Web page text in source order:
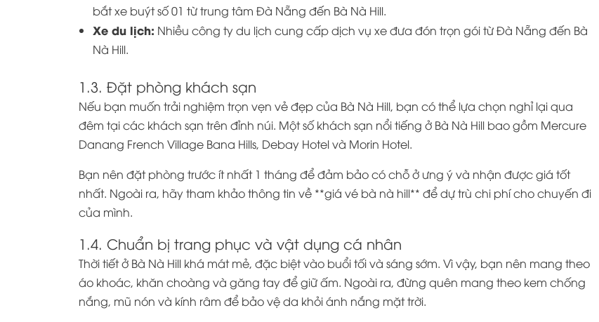
bắt xe buýt số 01 từ trung tâm Đà Nẵng đến Bà Nà Hill.
Xe du lịch: Nhiều công ty du lịch cung cấp dịch vụ xe đưa đón trọn gói từ Đà Nẵng đến Bà
Nà Hill.
1.3. Đặt phòng khách sạn
Nếu bạn muốn trải nghiệm trọn vẹn vẻ đẹp của Bà Nà Hill, bạn có thể lựa chọn nghỉ lại qua
đêm tại các khách sạn trên đỉnh núi. Một số khách sạn nổi tiếng ở Bà Nà Hill bao gồm Mercure
Danang French Village Bana Hills, Debay Hotel và Morin Hotel.
Bạn nên đặt phòng trước ít nhất 1 tháng để đảm bảo có chỗ ở ưng ý và nhận được giá tốt
nhất. Ngoài ra, hãy tham khảo thông tin về **giá vé bà nà hill** để dự trù chi phí cho chuyến đi
của mình.
1.4. Chuẩn bị trang phục và vật dụng cá nhân
Thời tiết ở Bà Nà Hill khá mát mẻ, đặc biệt vào buổi tối và sáng sớm. Vì vậy, bạn nên mang theo
áo khoác, khăn choàng và găng tay để giữ ấm. Ngoài ra, đừng quên mang theo kem chống
nắng, mũ nón và kính râm để bảo vệ da khỏi ánh nắng mặt trời.